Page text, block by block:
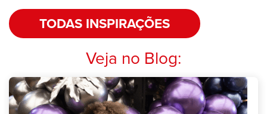
TODAS INSPIRAÇÕES
Veja no Blog: